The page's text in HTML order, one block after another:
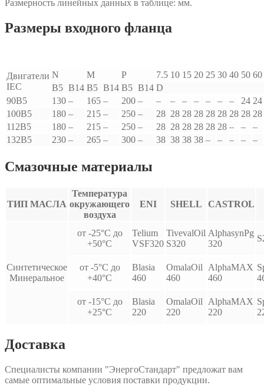
Размерность линейных данных в таблице: мм.
Размеры входного фланца
Двигатели
IEC
N M P 7.5 10 15 20 25 30 40 50 60
B5 B14 B5 B14 B5 B14 D
90B5
130 – 165 – 200 – – – – – – – – 24 24
100B5
180 – 215 – 250 – 28 28 28 28 28 28 28 28 28
112B5
180 – 215 – 250 – 28 28 28 28 28 28 – –
–
132B5
230 – 265 – 300 – 38 38 38 38 – – – – –
Смазочные материалы
ТИП МАСЛА
Температура
окружающего
воздуха
ENI SHELL CASTROL
Синтетическое
Минеральное
от -25°С до
+50°С
Telium
VSF320
TivevalOil
S320
AlphasynPg
320
от -5°С до
+40°С
Blasia
460
OmalaOil
460
AlphaMAX
460
от -15°С до
+25°С
Blasia
220
OmalaOil
220
AlphaMAX
220
Доставка
Специалисты компании "ЭнергоСтандарт" предложат вам
самые оптимальные условия поставки продукции.